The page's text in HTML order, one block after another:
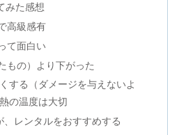
みた感想
高級感有
て面白い
もの）より下がった
する（ダメージを与えないよ
の温度は大切
レンタルをおすすめする